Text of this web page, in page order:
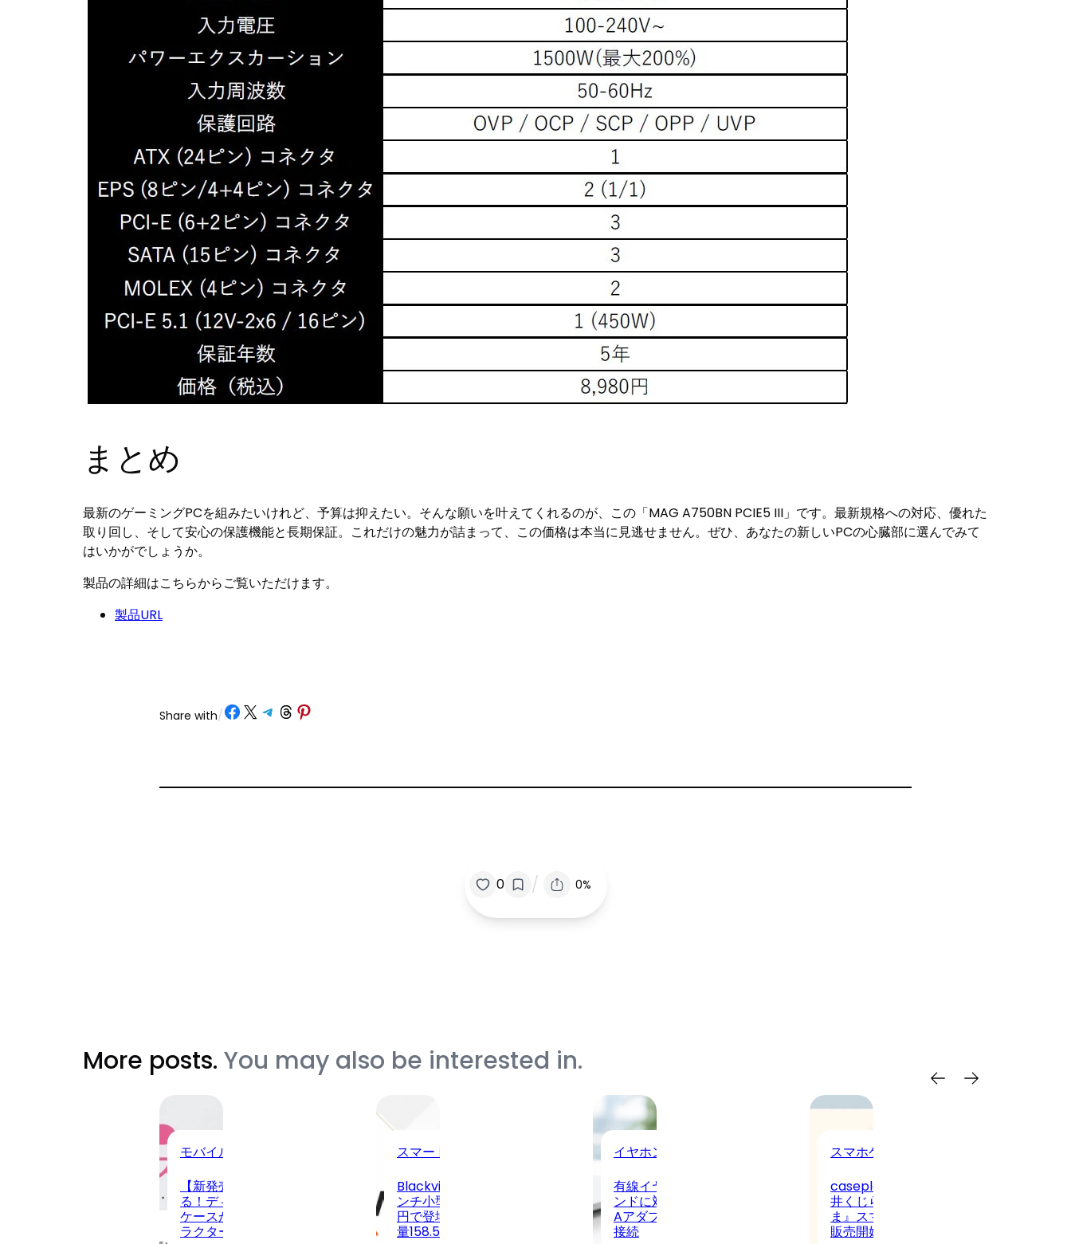
まとめ
最新のゲーミングPCを組みたいけれど、予算は抑えたい。そんな願いを叶えてくれるのが、この「MAG A750BN PCIE5 III」です。最新規格への対応、優れた
取り回し、そして安心の保護機能と長期保証。これだけの魅力が詰まって、この価格は本当に見逃せません。ぜひ、あなたの新しいPCの心臓部に選んでみて
はいかがでしょうか。
製品の詳細はこちらからご覧いただけます。
製品URL
Share with/ Share on Facebook
Share on X Share on Telegram
Share on Threads
Share on Pinterest
0 / 0%
More posts. You may also be interested in.
モバイルアクセサリー
【新発売】個人情報も可愛く守
る！ディズニーデザインのカード
ケースが8月7日登場、豊富なキャ
ラクターで日常を彩る
スマートフォン
Blackview WAVE 2C 新発売！5イ
ンチ小型SIMフリースマホが13,400
円で登場、Android 16 Go搭載で軽
量158.5gを実現
イヤホン・ヘッドホン
有線イヤホンが新発売！Z世代トレ
ンドに対応、USB Type-CとUSB-
AアダプターでPC・スマホに快適
接続
スマホケース
caseplay、イラストレーター「雲
井くじら」デザインの『やすみく
ま』スマホケースを160機種以上で
販売開始